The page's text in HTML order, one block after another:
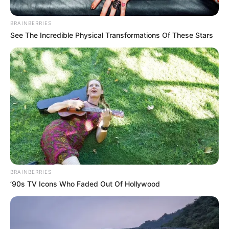
Archivo
Por:Diego Alejandro Escobar Calle
Julio 27, 2020
BRAINBERRIES
See The Incredible Physical Transformations Of These Stars
BRAINBERRIES
’90s TV Icons Who Faded Out Of Hollywood